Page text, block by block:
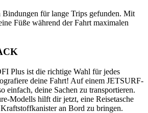
Bindungen für lange Trips gefunden. Mit
Füße während der Fahrt maximalen
Plus ist die richtige Wahl für jedes
deine Fahrt! Auf einem JETSURF-
einfach, deine Sachen zu transportieren.
Modells hilft dir jetzt, eine Reisetasche
an Bord zu bringen.